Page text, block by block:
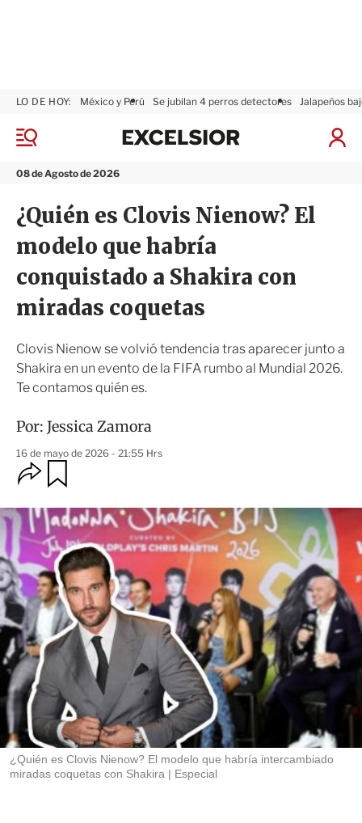
M
n
08 de Agosto de 2026
LO DE HOY: México y Perú Se jubilan 4 perros detectores Jalapeños
I
x
i
¿Quién es Clovis Nienow? El
modelo que habría
conquistado a Shakira con
miradas coquetas
Clovis Nienow se volvió tendencia tras aparecer junto a
Shakira en un evento de la FIFA rumbo al Mundial 2026.
Te contamos quién es.
Por: Jessica Zamora
16 de mayo de 2026 - 21:55 Hrs
O
p
i
o
n
e
s
d
e
o
m
p
r
t
i
r
r
d
a
r
¿Quién es Clovis Nienow? El modelo que habría intercambiado
miradas coquetas con Shakira
Especial